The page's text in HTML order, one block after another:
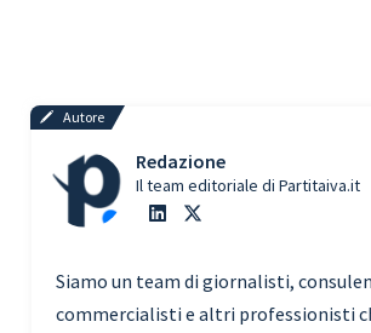
Autore
Redazione
Il team editoriale di Partitaiva.it
Siamo un team di giornalisti,
commercialisti e altri professionisti